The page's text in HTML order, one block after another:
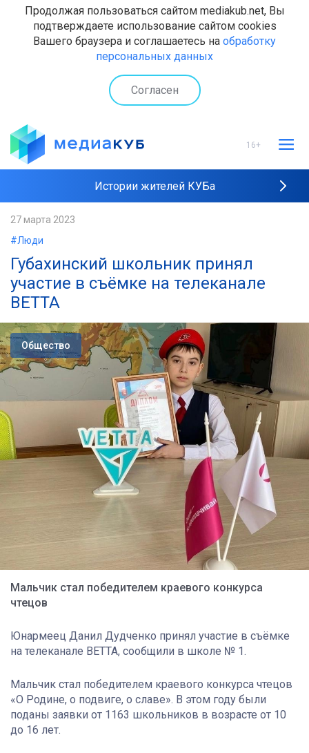
Продолжая пользоваться сайтом mediakub.net, Вы
подтверждаете использование сайтом cookies
Вашего браузера и соглашаетесь на обработку
персональных данных
Согласен
16+
Истории жителей КУБа
27 марта 2023
#Люди
Губахинский школьник принял
участие в съёмке на телеканале
ВЕТТА
Общество
Мальчик стал победителем краевого конкурса
чтецов
Юнармеец Данил Дудченко принял участие в съёмке
на телеканале ВЕТТА, сообщили в школе № 1.
Мальчик стал победителем краевого конкурса чтецов
«О Родине, о подвиге, о славе». В этом году были
поданы заявки от 1163 школьников в возрасте от 10
до 16 лет.